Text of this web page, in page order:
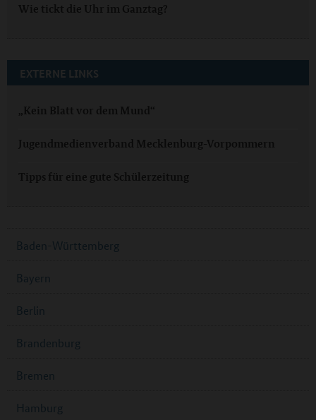
Wie tickt die Uhr im Ganztag?
EXTERNE LINKS
„Kein Blatt vor dem Mund“
Jugendmedienverband Mecklenburg-Vorpommern
Tipps für eine gute Schülerzeitung
Baden-Württemberg
Bayern
Berlin
Brandenburg
Bremen
Hamburg